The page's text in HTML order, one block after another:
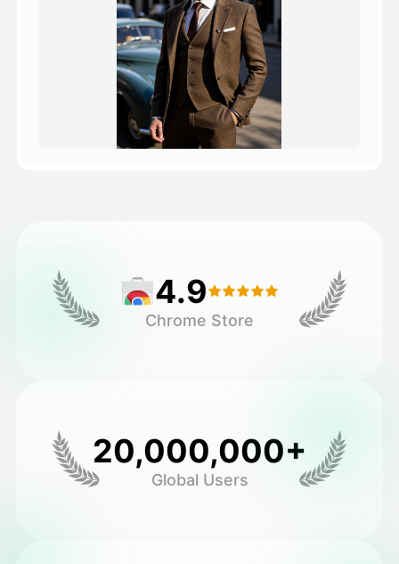
4.9
Chrome Store
20,000,000+
Global Users